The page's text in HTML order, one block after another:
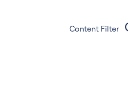
Content Filter